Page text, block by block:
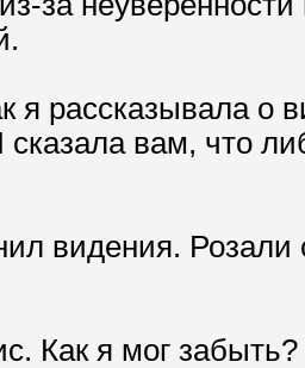
рассказывала о
сказала вам, что
видения. Розали
Как я мог забыть?